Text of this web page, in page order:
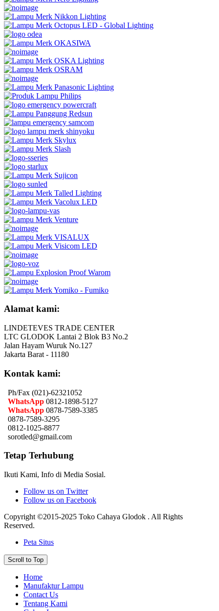
Alamat kami:
LINDETEVES TRADE CENTER
LTC GLODOK Lantai 2 Blok B3 No.2
Jalan Hayam Wuruk No.127
Jakarta Barat - 11180
Kontak kami:
Ph/Fax (021)-62321052
WhatsApp 0812-1898-5127
WhatsApp 0878-7589-3385
0878-7589-3295
0812-1025-8877
sorotled@gmail.com
Tetap Terhubung
Ikuti Kami, Info di Media Sosial.
Follow us on Twitter
Follow us on Facebook
Copyright ©2015-2025 Toko Cahaya Glodok . All Rights
Reserved.
Peta Situs
Scroll to Top
Home
Manufaktur Lampu
Contact Us
Tentang Kami